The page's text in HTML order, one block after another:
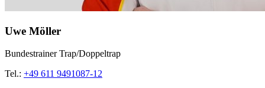
Uwe Möller
Bundestrainer Trap/Doppeltrap
Tel.: +49 611 9491087-12